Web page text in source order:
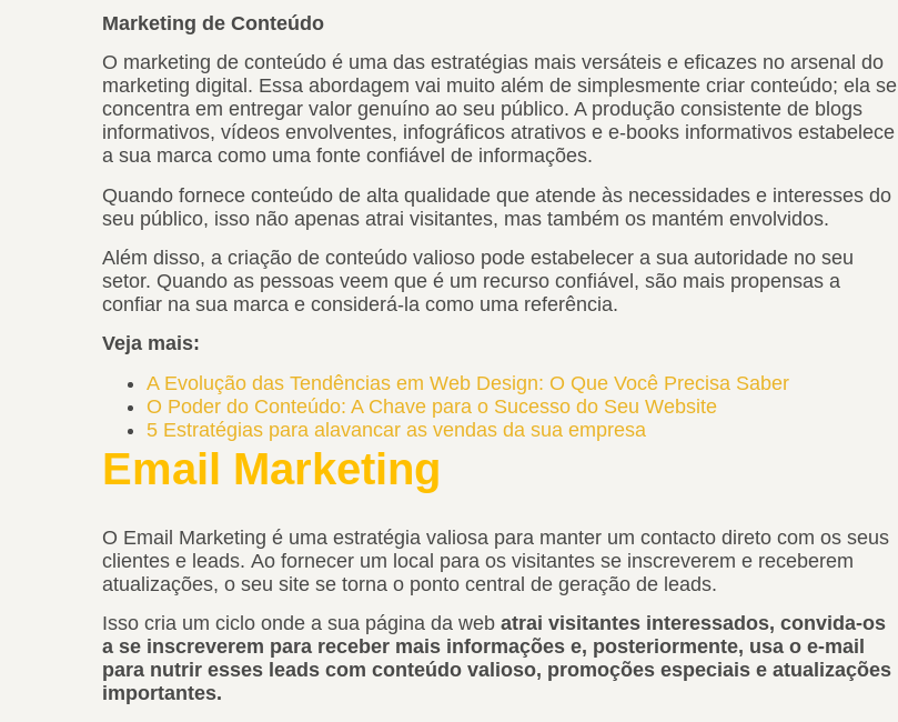
Marketing de Conteúdo
O marketing de conteúdo é uma das estratégias mais versáteis e eficazes no arsenal do
marketing digital. Essa abordagem vai muito além de simplesmente criar conteúdo; ela se
concentra em entregar valor genuíno ao seu público. A produção consistente de blogs
informativos, vídeos envolventes, infográficos atrativos e e-books informativos estabelece
a sua marca como uma fonte confiável de informações.
Quando fornece conteúdo de alta qualidade que atende às necessidades e interesses do
seu público, isso não apenas atrai visitantes, mas também os mantém envolvidos.
Além disso, a criação de conteúdo valioso pode estabelecer a sua autoridade no seu
setor. Quando as pessoas veem que é um recurso confiável, são mais propensas a
confiar na sua marca e considerá-la como uma referência.
Veja mais:
A Evolução das Tendências em Web Design: O Que Você Precisa Saber
O Poder do Conteúdo: A Chave para o Sucesso do Seu Website
5 Estratégias para alavancar as vendas da sua empresa
Email Marketing
O Email Marketing é uma estratégia valiosa para manter um contacto direto com os seus
clientes e leads. Ao fornecer um local para os visitantes se inscreverem e receberem
atualizações, o seu site se torna o ponto central de geração de leads.
Isso cria um ciclo onde a sua página da web atrai visitantes interessados, convida-os
a se inscreverem para receber mais informações e, posteriormente, usa o e-mail
para nutrir esses leads com conteúdo valioso, promoções especiais e atualizações
importantes.